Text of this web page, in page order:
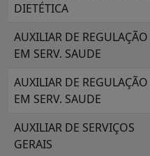
DIETÉTICA
AUXILIAR DE REGULAÇÃO
EM SERV. SAUDE
AUXILIAR DE REGULAÇÃO
EM SERV. SAUDE
AUXILIAR DE SERVIÇOS
GERAIS